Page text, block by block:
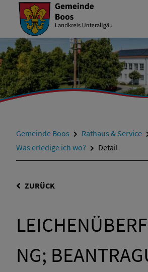
Gemeinde Boos Rathaus & Service
Was erledige ich wo?
Detail
ZURÜCK
NG;